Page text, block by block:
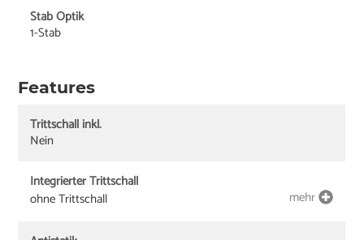
Stab Optik
1-Stab
Features
Trittschall inkl.
Nein
Integrierter Trittschall
ohne Trittschall
mehr